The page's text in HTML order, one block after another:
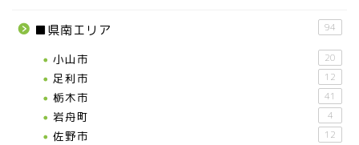
■県南エリア 94
小山市 20
足利市 12
栃木市 41
岩舟町 4
佐野市 12